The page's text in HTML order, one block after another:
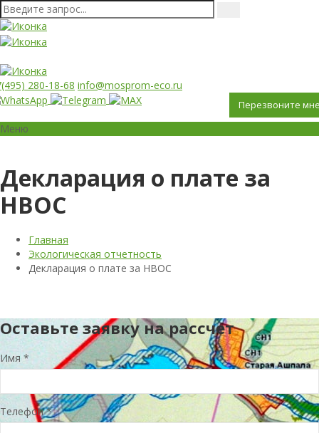
280-18-68 info@mosprom-eco.ru
Перезвоните
Меню
Декларация о плате за
НВОС
Главная
Экологическая отчетность
Декларация о плате за НВОС
Оставьте заявку на рассчет
Имя *
Телефон*